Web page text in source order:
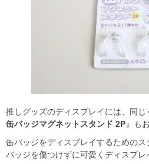
推しグッズのディスプレイには、同
缶バッジマグネットスタンド 2P』も
缶バッジをディスプレイするための
バッジを傷つけずに可愛くディスプレ